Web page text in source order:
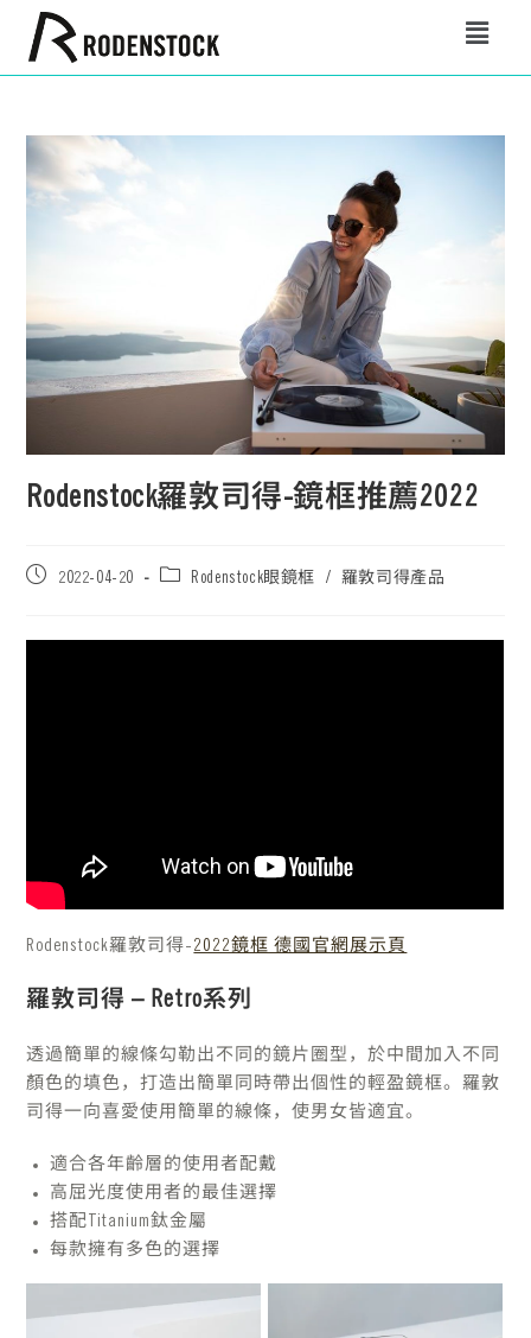
Rodenstock羅敦司得-鏡框推薦2022
2022-04-20 Rodenstock眼鏡框 / 羅敦司得產品
Rodenstock羅敦司得- 2022鏡框 德國官網展示頁
羅敦司得 – Retro系列
透過簡單的線條勾勒出不同的鏡片圈型，於中間加入不同
顏色的填色，打造出簡單同時帶出個性的輕盈鏡框。羅敦
司得一向喜愛使用簡單的線條，使男女皆適宜。
適合各年齡層的使用者配戴
高屈光度使用者的最佳選擇
搭配Titanium鈦金屬
每款擁有多色的選擇